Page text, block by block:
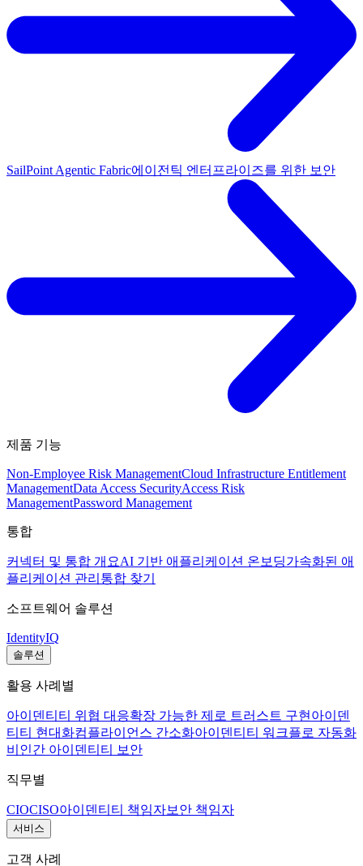
SailPoint Agentic Fabric에이전틱 엔터프라이즈를 위한 보안
제품 기능
Non-Employee Risk ManagementCloud Infrastructure Entitlement
ManagementData Access SecurityAccess Risk
ManagementPassword Management
통합
커넥터 및 통합 개요AI 기반 애플리케이션 온보딩가속화된 애
플리케이션 관리 통합 찾기
소프트웨어 솔루션
IdentityIQ
솔루션
활용 사례별
아이덴티티 위협 대응확장 가능한 제로 트러스트 구현 아이덴
티티 현대화컴플라이언스 간소화아이덴티티 워크플로 자동화
비인간 아이덴티티 보안
직무별
CIOCISO아이덴티티 책임자보안 책임자
서비스
고객 사례